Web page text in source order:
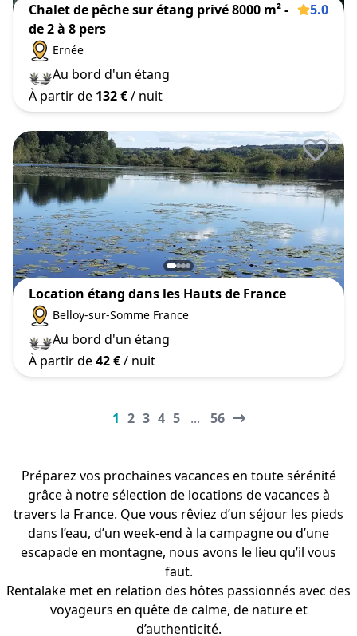
Chalet de pêche sur étang privé 8000 m² -
de 2 à 8 pers
5.0
Ernée
Au bord d'un étang
À partir de 132 €/ nuit
Location étang dans les Hauts de France
Belloy-sur-Somme France
Au bord d'un étang
À partir de42 €/ nuit
1 2 3 4 5 ... 56
Préparez vos prochaines vacances en toute sérénité
grâce à notre sélection de locations de vacances à
travers la France. Que vous rêviez d’un séjour les pieds
dans l’eau, d’un week-end à la campagne ou d’une
escapade en montagne, nous avons le lieu qu’il vous
faut.
Rentalake met en relation des hôtes passionnés avec des
voyageurs en quête de calme, de nature et
d’authenticité.